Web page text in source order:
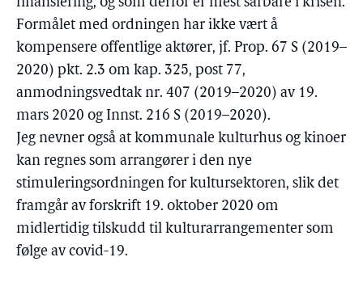
Formålet med ordningen har ikke vært å
kompensere offentlige aktører, jf. Prop. 67 S (2019–
2020) pkt. 2.3 om kap. 325, post 77,
anmodningsvedtak nr. 407 (2019–2020) av 19.
mars 2020 og Innst. 216 S (2019–2020).
Jeg nevner også at kommunale kulturhus og kinoer
kan regnes som arrangører i den nye
stimuleringsordningen for kultursektoren, slik det
framgår av forskrift 19. oktober 2020 om
midlertidig tilskudd til kulturarrangementer som
følge av covid-19.